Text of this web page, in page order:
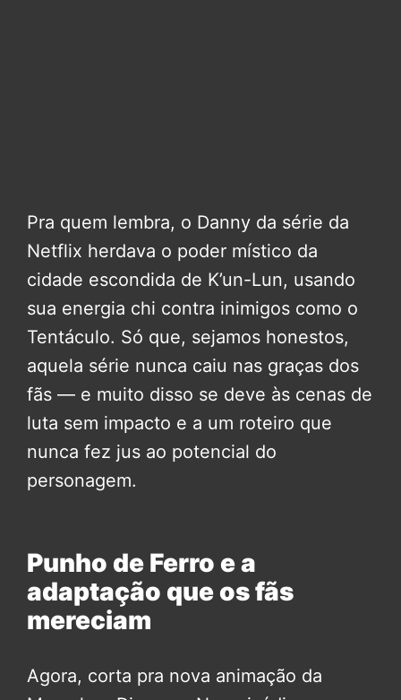
Pra quem lembra, o Danny da série da
Netflix herdava o poder místico da
cidade escondida de K’un-Lun, usando
sua energia chi contra inimigos como o
Tentáculo. Só que, sejamos honestos,
aquela série nunca caiu nas graças dos
fãs — e muito disso se deve às cenas de
luta sem impacto e a um roteiro que
nunca fez jus ao potencial do
personagem.
Punho de Ferro e a
adaptação que os fãs
mereciam
Agora, corta pra nova animação da